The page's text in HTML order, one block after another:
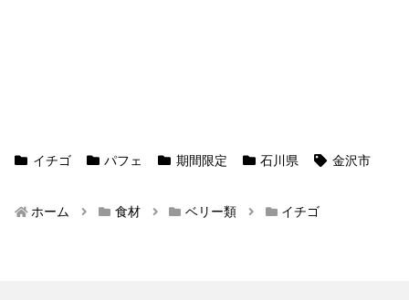
イチゴ パフェ 期間限定 石川県 金沢市
ホーム 食材 ベリー類 イチゴ